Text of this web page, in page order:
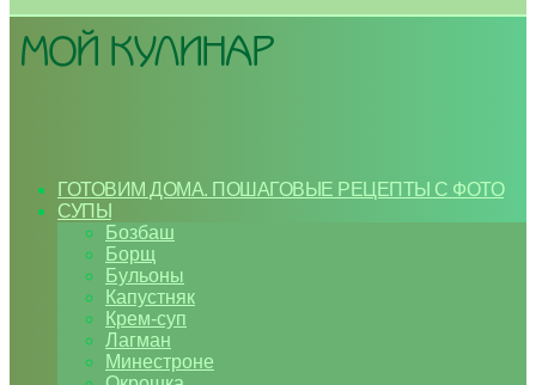
ГОТОВИМ ДОМА. ПОШАГОВЫЕ РЕЦЕПТЫ С ФОТО
СУПЫ
Бозбаш
Борщ
Бульоны
Капустняк
Крем-суп
Лагман
Минестроне